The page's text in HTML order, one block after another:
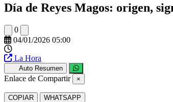
Día de Reyes Magos: origen,
0
04/01/2026 05:00
La Hora
Auto Resumen
Enlace de Compartir ×
COPIAR WHATSAPP